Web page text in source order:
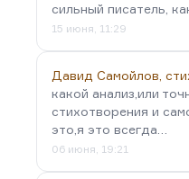
сильный писатель,
15 июня, 11:29
Давид Самойлов,
какой анализ,или
стихотворения и
это,я это всегда…
06 июня, 19:21